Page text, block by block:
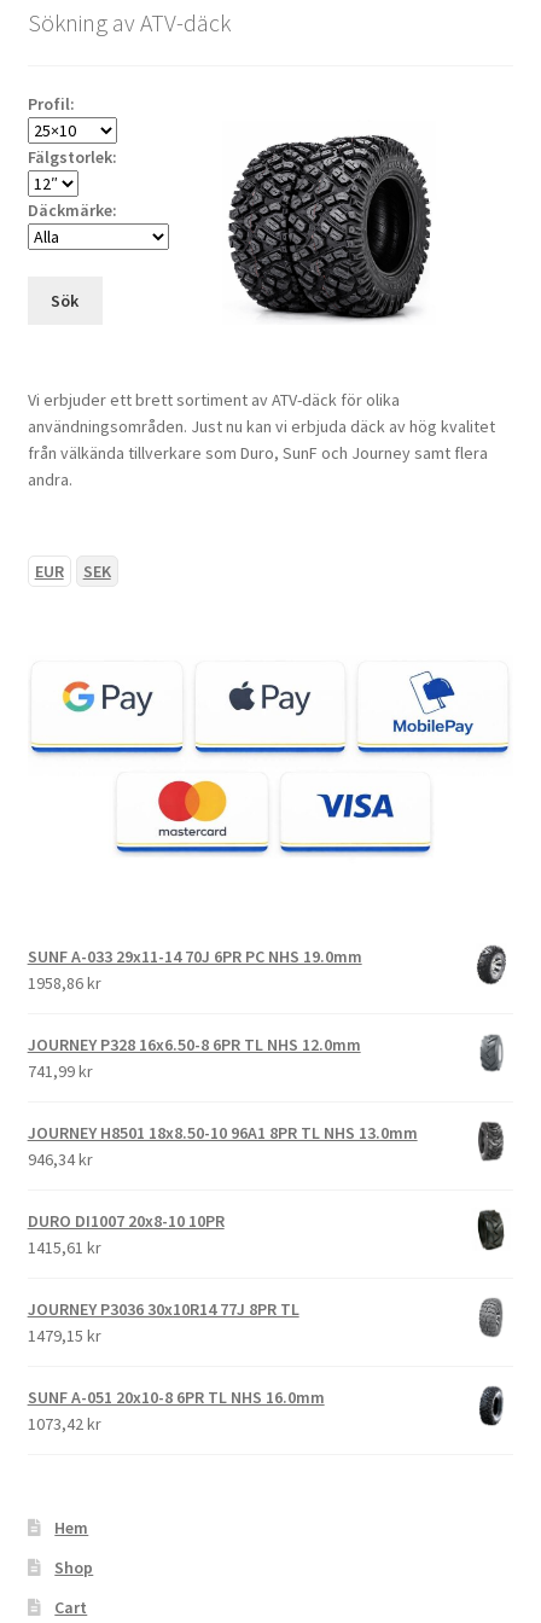
Sökning av ATV-däck
Profil:
Fälgstorlek:
Däckmärke:
Sök
Vi erbjuder ett brett sortiment av ATV-däck för olika
användningsområden. Just nu kan vi erbjuda däck av hög kvalitet
från välkända tillverkare som Duro, SunF och Journey samt flera
andra.
EUR SEK
SUNF A-033 29x11-14 70J 6PR PC NHS 19.0mm
1958,86 kr
JOURNEY P328 16x6.50-8 6PR TL NHS 12.0mm
741,99 kr
JOURNEY H8501 18x8.50-10 96A1 8PR TL NHS 13.0mm
946,34 kr
DURO DI1007 20x8-10 10PR
1415,61 kr
JOURNEY P3036 30x10R14 77J 8PR TL
1479,15 kr
SUNF A-051 20x10-8 6PR TL NHS 16.0mm
1073,42 kr
Hem
Shop
Cart